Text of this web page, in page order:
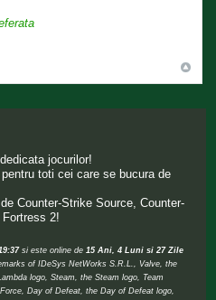
jocurilor!
toti cei care se bucura de
Counter-Strike Source, Counter-
2!
si este online de15 Ani, 4 Luni si 27 Zile
of IDeSys NetWorks S.R.L., Valve, the
logo, Steam, the Steam logo, Team
Day of Defeat, the Day of Defeat logo,